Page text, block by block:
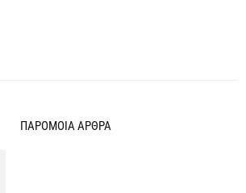
ΠΑΡΟΜΟΙΑ ΑΡΘΡΑ